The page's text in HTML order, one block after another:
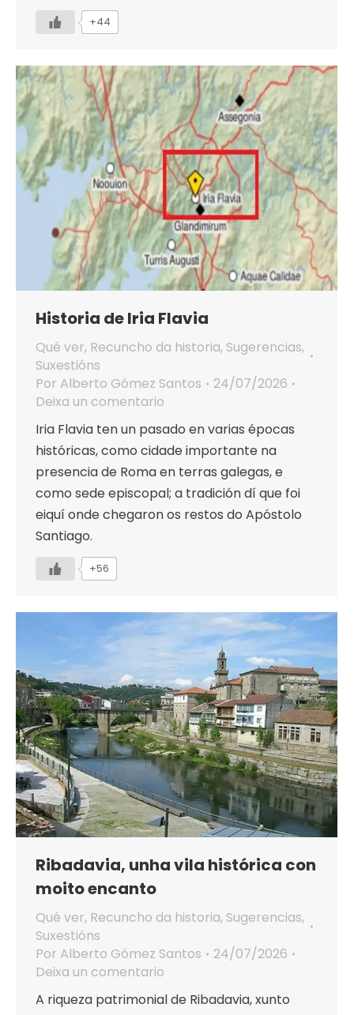
+44
Historia de Iria Flavia
Qué ver, Recuncho da historia, Sugerencias,
Suxestións
Por Alberto Gómez Santos
24/07/2026
Deixa un comentario
Iria Flavia ten un pasado en varias épocas
históricas, como cidade importante na
presencia de Roma en terras galegas, e
como sede episcopal; a tradición dí que foi
eiquí onde chegaron os restos do Apóstolo
Santiago.
+56
Ribadavia, unha vila histórica con
moito encanto
Qué ver, Recuncho da historia, Sugerencias,
Suxestións
Por Alberto Gómez Santos
24/07/2026
Deixa un comentario
A riqueza patrimonial de Ribadavia, xunto